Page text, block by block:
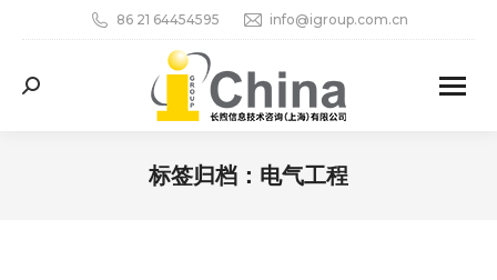
86 21 64454595 info@igroup.com.cn
Search:
标签归档： 电气工程